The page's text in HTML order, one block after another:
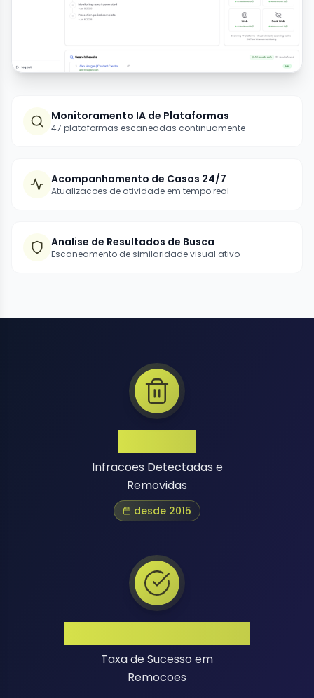
Monitoramento IA de Plataformas
47 plataformas escaneadas continuamente
Acompanhamento de Casos 24/7
Atualizacoes de atividade em tempo real
Analise de Resultados de Busca
Escaneamento de similaridade visual ativo
Infracoes Detectadas e
Removidas
desde 2015
Taxa de Sucesso em
Remocoes